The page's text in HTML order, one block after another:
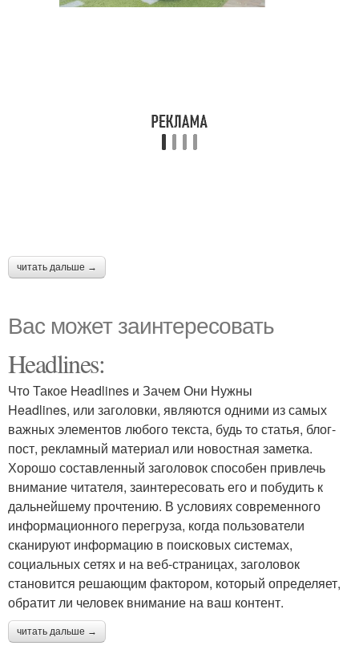
читать дальше →
Вас может заинтересовать
Headlines:
Что Такое Headlines и Зачем Они Нужны
Headlines, или заголовки, являются одними из самых
важных элементов любого текста, будь то статья, блог-
пост, рекламный материал или новостная заметка.
Хорошо составленный заголовок способен привлечь
внимание читателя, заинтересовать его и побудить к
дальнейшему прочтению. В условиях современного
информационного перегруза, когда пользователи
сканируют информацию в поисковых системах,
социальных сетях и на веб-страницах, заголовок
становится решающим фактором, который определяет,
обратит ли человек внимание на ваш контент.
читать дальше →